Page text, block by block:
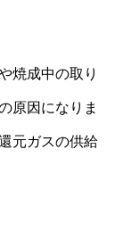
焼成中の取り
原因になりま
元ガスの供給